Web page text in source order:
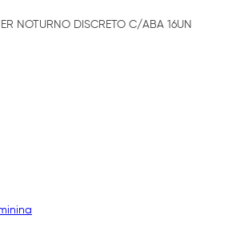
NOTURNO DISCRETO C/ABA 16UN